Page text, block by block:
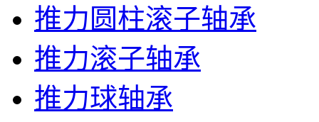
推力圆柱滚子轴承
推力滚子轴承
推力球轴承